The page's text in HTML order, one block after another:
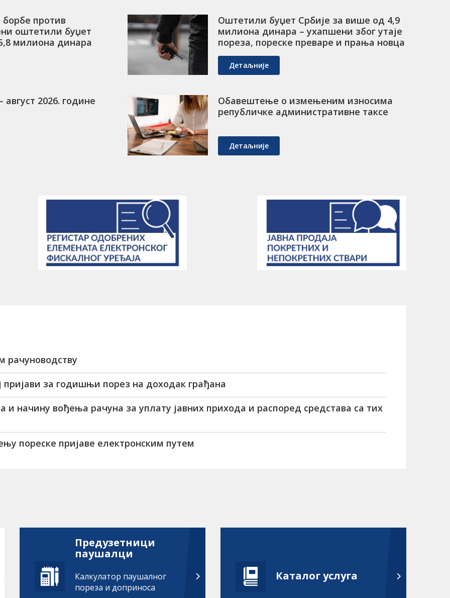
против
оштетили буџет
милиона динара
Оштетили буџет Србије за више од 4,9
милиона динара – ухапшени због утаје
пореза, пореске преваре и прања новца
Детаљније
2026. године
Обавештење о измењеним износима
републичке административне таксе
Детаљније
рачуноводству
пријави за годишњи порез на доходак грађана
и начину вођења рачуна за уплату јавних прихода и распоред средстава са тих
пореске пријаве електронским путем
Предузетници
паушалци
Калкулатор паушалног
пореза и доприноса
Каталог услуга